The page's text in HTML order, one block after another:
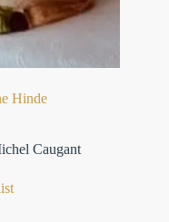
Hinde
Caugant